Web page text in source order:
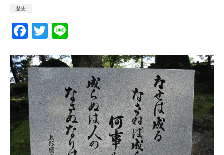
歴史
F
a
c
e
b
o
o
k
T
w
itt
er
e